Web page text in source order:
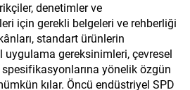
denetimler ve
için gerekli belgeleri ve rehberliği
standart ürünlerin
uygulama gereksinimleri, çevresel
yönelik özgün
kılar. Öncü endüstriyel SPD